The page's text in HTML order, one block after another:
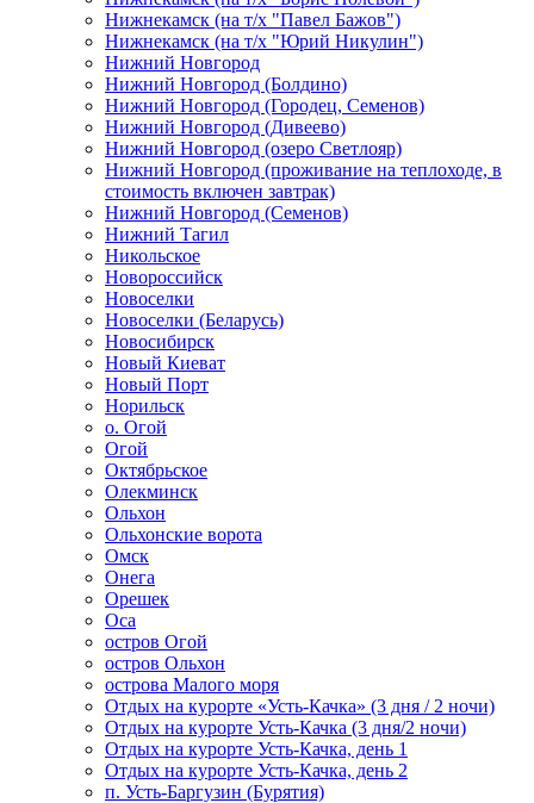
Нижнекамск (на т/х "Павел Бажов")
Нижнекамск (на т/х "Юрий Никулин")
Нижний Новгород
Нижний Новгород (Болдино)
Нижний Новгород (Городец, Семенов)
Нижний Новгород (Дивеево)
Нижний Новгород (озеро Светлояр)
Нижний Новгород (проживание на теплоходе, в
стоимость включен завтрак)
Нижний Новгород (Семенов)
Нижний Тагил
Никольское
Новороссийск
Новоселки
Новоселки (Беларусь)
Новосибирск
Новый Киеват
Новый Порт
Норильск
о. Огой
Огой
Октябрьское
Олекминск
Ольхон
Ольхонские ворота
Омск
Онега
Орешек
Оса
остров Огой
остров Ольхон
острова Малого моря
Отдых на курорте «Усть-Качка» (3 дня / 2 ночи)
Отдых на курорте Усть-Качка (3 дня/2 ночи)
Отдых на курорте Усть-Качка, день 1
Отдых на курорте Усть-Качка, день 2
п. Усть-Баргузин (Бурятия)